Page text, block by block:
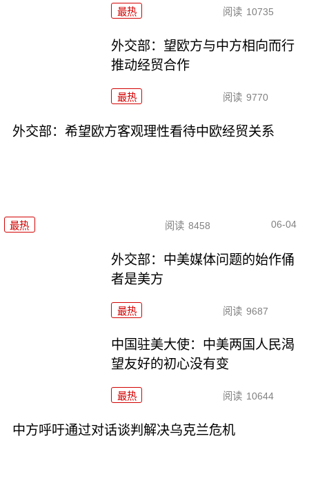
最热 阅读 10735
外交部：望欧方与中方相向而行
推动经贸合作
最热 阅读 9770
外交部：希望欧方客观理性看待中欧经贸关系
最热 阅读 8458 06-04
外交部：中美媒体问题的始作俑
者是美方
最热 阅读 9687
中国驻美大使：中美两国人民渴
望友好的初心没有变
最热 阅读 10644
中方呼吁通过对话谈判解决乌克兰危机